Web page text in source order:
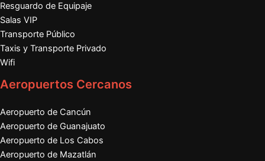
Resguardo de Equipaje
Salas VIP
Transporte Público
Taxis y Transporte Privado
Wifi
Aeropuertos Cercanos
Aeropuerto de Cancún
Aeropuerto de Guanajuato
Aeropuerto de Los Cabos
Aeropuerto de Mazatlán